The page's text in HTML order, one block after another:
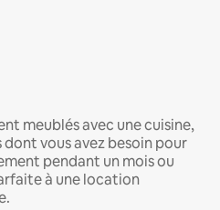
meublés avec une cuisine,
vous avez besoin pour
pendant un mois ou
à une location